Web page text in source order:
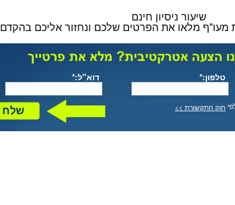
שיעור ניסיון חינם
מעו"ף מלאו את הפרטים שלכם ונחזור אליכם בהקדם
טלפון:* דוא"ל:*
חוק התקשורת >> שלח